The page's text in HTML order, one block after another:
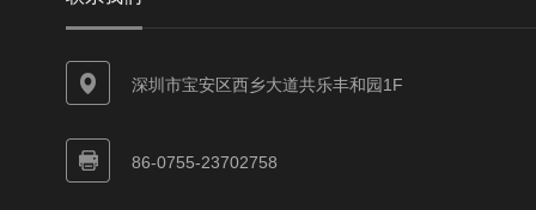
深圳市宝安区西乡大道共乐丰和园1F
86-0755-23702758